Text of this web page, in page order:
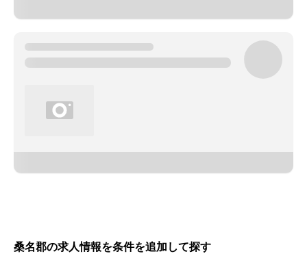
桑名郡の求人情報を条件を追加して探す